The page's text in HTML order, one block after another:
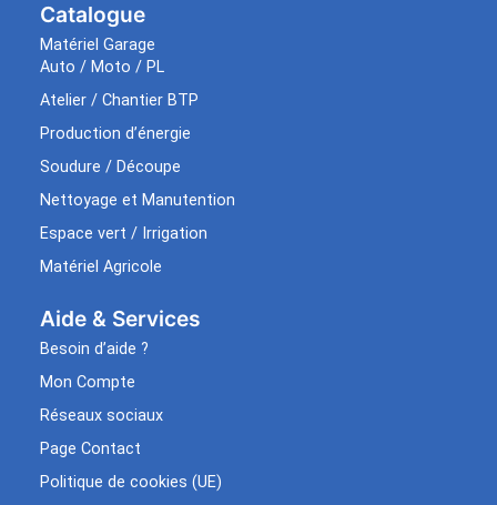
Catalogue
Matériel Garage
Auto / Moto / PL
Atelier / Chantier BTP
Production d’énergie
Soudure / Découpe
Nettoyage et Manutention
Espace vert / Irrigation
Matériel Agricole
Aide & Services​
Besoin d’aide ?
Mon Compte
Réseaux sociaux
Page Contact
Politique de cookies (UE)